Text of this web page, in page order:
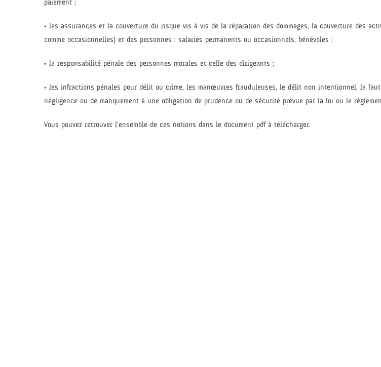
paiement ;
• les assurances et la couverture du risque vis à vis de la réparation des dommages, la couverture des
comme occasionnelles) et des personnes : salariés permanents ou occasionnels, bénévoles ;
• la responsabilité pénale des personnes morales et celle des dirigeants ;
• les infractions pénales pour délit ou crime, les manœuvres frauduleuses, le délit non intentionnel, la
négligence ou de manquement à une obligation de prudence ou de sécurité prévue par la loi ou le
Vous pouvez retrouver l’ensemble de ces notions dans le document pdf à télécharger.